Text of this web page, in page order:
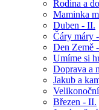
Rodina a
Maminka
Duben - II.
Čáry máry
Den Země
Umíme si
Doprava a
Jakub a
Březen - II.